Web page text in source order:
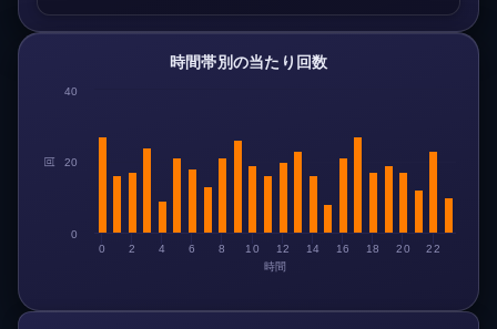
時間
回
時間帯別の当たり回数
0 2 4 6 8 10 12 14 16 18 20 22
0
20
40